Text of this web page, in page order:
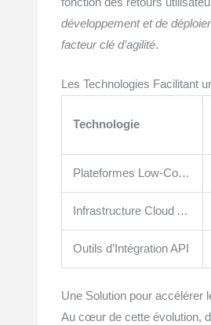
développement et de
facteur clé d’agilité.
Les Technologies Facilitant
Technologie
Plateformes Low-Code / No-Code
Infrastructure Cloud Auto-Scalable
Outils d’Intégration API
Une Solution pour accélérer
Au cœur de cette évolution,